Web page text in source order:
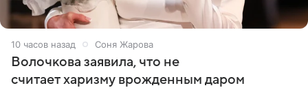
10 часов назад Соня Жарова
Волочкова заявила, что не
считает харизму врожденным даром